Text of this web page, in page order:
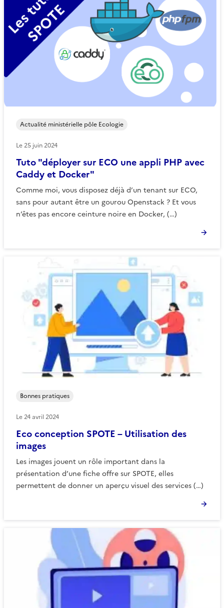
Tuto "déployer sur ECO une appli PHP avec
Caddy et Docker"
Comme moi, vous disposez déjà d’un tenant sur ECO,
sans pour autant être un gourou Openstack ? Et vous
n’êtes pas encore ceinture noire en Docker, (…)
Actualité ministérielle pôle Ecologie
Le25 juin 2024
Eco conception SPOTE – Utilisation des
images
Les images jouent un rôle important dans la
présentation d’une fiche offre sur SPOTE, elles
permettent de donner un aperçu visuel des services (…)
Bonnes pratiques
Le24 avril 2024